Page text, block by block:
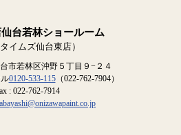
台若林ショールーム
タイムズ仙台東店）
市若林区沖野５丁目９−２４
0120-533-115（022-762-7904）
: 022-762-7914